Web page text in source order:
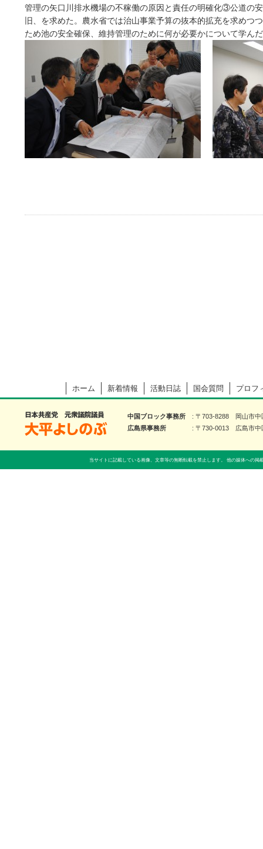
管理の矢口川排水機場の不稼働の原因と責任の明確化③公道の
旧、を求めた。農水省では治山事業予算の抜本的拡充を求めつ
ため池の安全確保、維持管理のために何が必要かについて学ん
ホーム 新着情報 活動日誌 国会質問 プロフ
大平よしのぶ 日本共産党 前衆議院議員
中国ブロック事務所
〒703-8288 岡山市中
広島県事務所
〒730-0013 広島市中
当サイトに記載している画像、文章等の無断転載を禁止します。 他の媒体への掲